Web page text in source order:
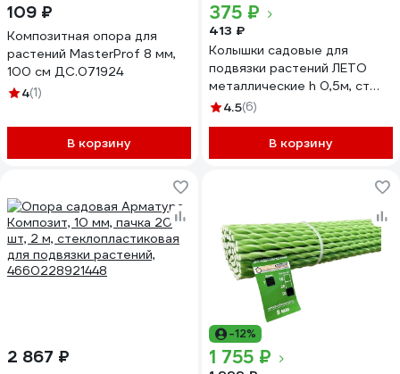
109 ₽
Композитная опора для
растений MasterProf 8 мм,
100 см ДС.071924
4(1)
В корзину
375 ₽
413 ₽
Колышки садовые для
подвязки растений ЛЕТО
металлические h 0,5м, ст
труба d 10мм, 1 упаковка по
4.5(6)
В корзину
2 867 ₽
-12%
1 755 ₽